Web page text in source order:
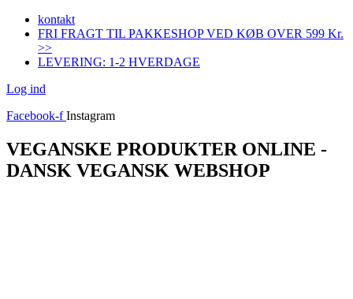
Videre
indhold
kontakt
FRI FRAGT TIL PAKKESHOP VED KØB OVER 599 Kr.
>>
LEVERING: 1-2 HVERDAGE
Log ind
Facebook-f Instagram
VEGANSKE PRODUKTER ONLINE -
DANSK VEGANSK WEBSHOP